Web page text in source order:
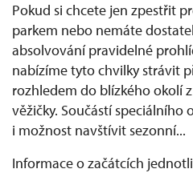
Pokud si chcete jen zpestřit
parkem nebo nemáte
absolvování pravidelné
nabízíme tyto chvilky strávit
rozhledem do blízkého okolí
věžičky. Součástí speciálního
i možnost navštívit sezonní...
Informace o začátcích